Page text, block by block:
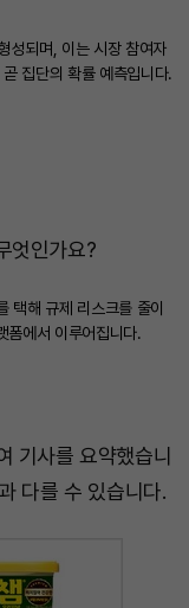
성되며, 이는 시장 참여자
집단의 확률 예측입니다.
엇인가요?
택해 규제 리스크를 줄이
폼에서 이루어집니다.
기사를 요약했습니
다를 수 있습니다.